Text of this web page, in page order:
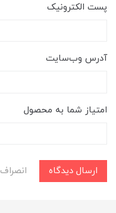
پست الکترونیک
آدرس وب‌سایت
امتیاز شما به محصول
ارسال دیدگاه انصراف